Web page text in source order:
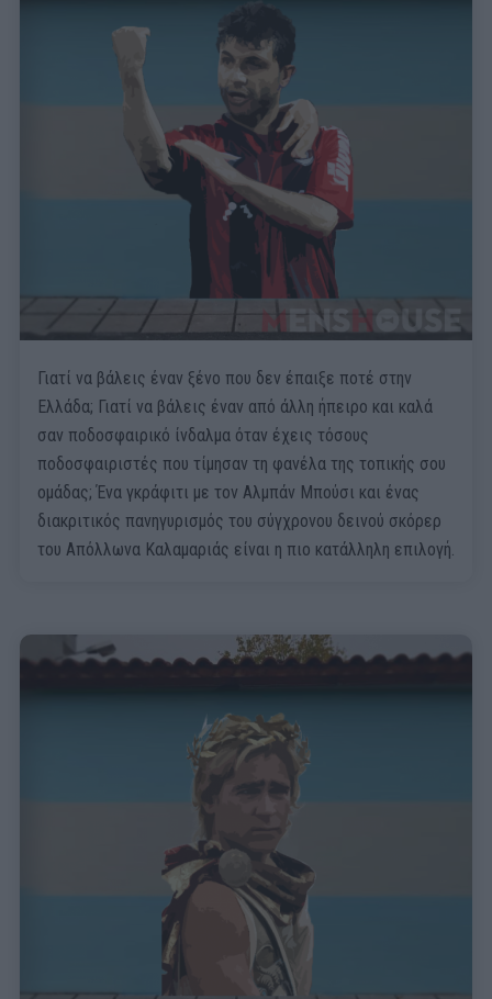
Γιατί να βάλεις έναν ξένο που δεν έπαιξε ποτέ στην
Ελλάδα; Γιατί να βάλεις έναν από άλλη ήπειρο και καλά
σαν ποδοσφαιρικό ίνδαλμα όταν έχεις τόσους
ποδοσφαιριστές που τίμησαν τη φανέλα της τοπικής σου
ομάδας; Ένα γκράφιτι με τον Αλμπάν Μπούσι και ένας
διακριτικός πανηγυρισμός του σύγχρονου δεινού σκόρερ
του Απόλλωνα Καλαμαριάς είναι η πιο κατάλληλη επιλογή.